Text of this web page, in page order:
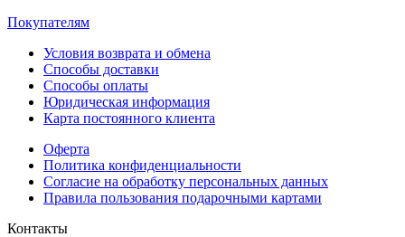
Покупателям
Условия возврата и обмена
Способы доставки
Способы оплаты
Юридическая информация
Карта постоянного клиента
Оферта
Политика конфиденциальности
Согласие на обработку персональных данных
Правила пользования подарочными картами
Контакты